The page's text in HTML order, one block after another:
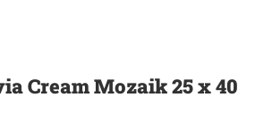
Cream Mozaik 25 x 40